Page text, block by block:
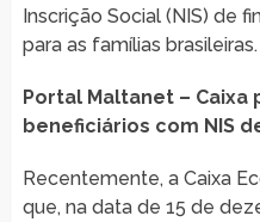
Inscrição Social (NIS) de
para as famílias brasileiras.
Portal Maltanet – Caixa
beneficiários com NIS
Recentemente, a Caixa
que, na data de 15 de